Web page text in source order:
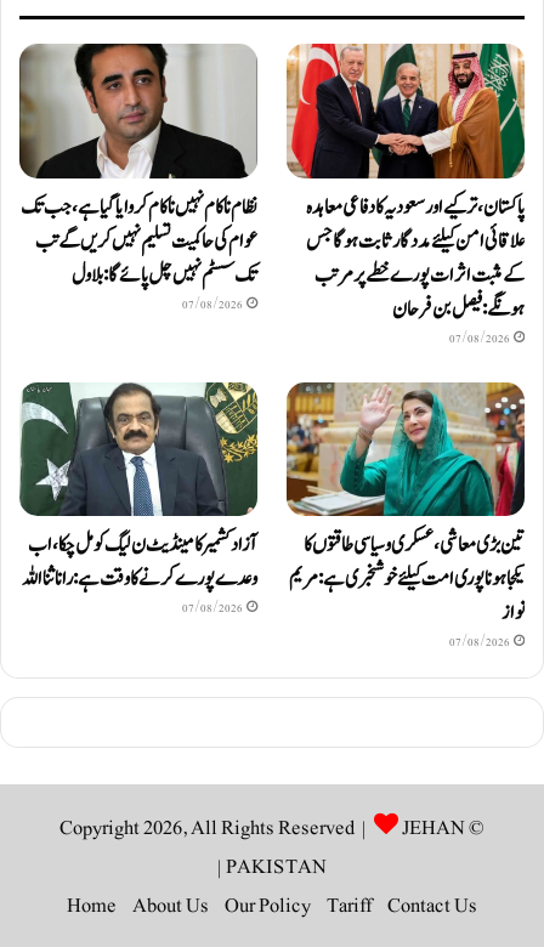
پاکستان، ترکیے اور سعودیہ کا دفاعی معاہدہ
علاقائی امن کیلئے مددگار ثابت ہوگا جس
کے مثبت اثرات پورے خطے پر مرتب
ہونگے: فیصل بن فرحان
07/08/2026
نظام ناکام نہیں ناکام کروایاگیا ہے، جب تک
عوام کی حاکمیت تسلیم نہیں کریں گے تب
تک سسٹم نہیں چل پائےگا: بلاول
07/08/2026
تین بڑی معاشی، عسکری و سیاسی طاقتوں کا
یکجا ہونا پوری امت کیلئے خوشخبری ہے: مریم
نواز
07/08/2026
آزاد کشمیر کا مینڈیٹ ن لیگ کو مل چکا، اب
وعدے پورے کرنے کا وقت ہے: رانا ثنا اللہ
07/08/2026
© Copyright 2026, All Rights Reserved |
JEHAN
PAKISTAN
|
Contact Us
Tariff
Our Policy
About Us
Home